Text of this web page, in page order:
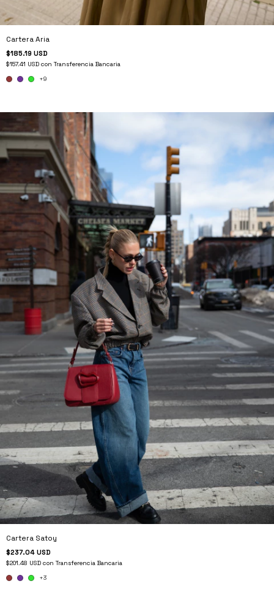
Cartera Aria
$185.19 USD
$157.41 USD con Transferencia Bancaria
+9
Cartera Satoy
$237.04 USD
$201.48 USD con Transferencia Bancaria
+3